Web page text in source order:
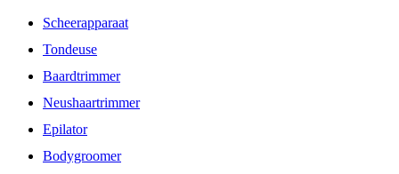
Scheerapparaat
Tondeuse
Baardtrimmer
Neushaartrimmer
Epilator
Bodygroomer